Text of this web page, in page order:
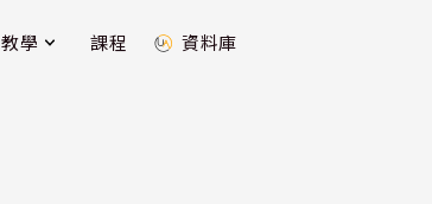
教學 課程 資料庫